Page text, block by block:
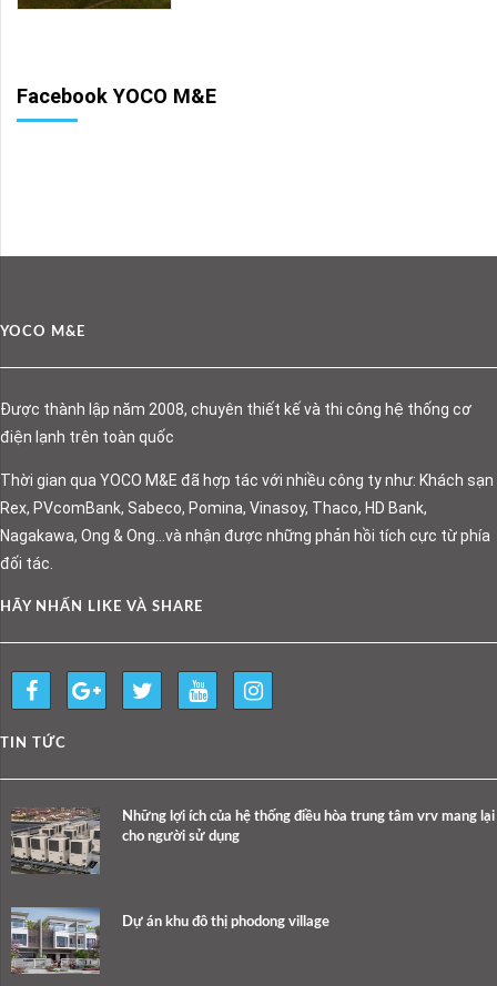
Facebook YOCO M&E
YOCO M&E
Được thành lập năm 2008, chuyên thiết kế và thi công hệ thống cơ
điện lạnh trên toàn quốc
Thời gian qua YOCO M&E đã hợp tác với nhiều công ty như: Khách sạn
Rex, PVcomBank, Sabeco, Pomina, Vinasoy, Thaco, HD Bank,
Nagakawa, Ong & Ong…và nhận được những phản hồi tích cực từ phía
đối tác.
HÃY NHẤN LIKE VÀ SHARE
TIN TỨC
Những lợi ích của hệ thống điều hòa trung tâm vrv mang lại
cho người sử dụng
Dự án khu đô thị phodong village